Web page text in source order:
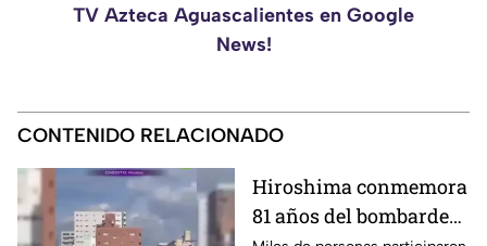
TV Azteca Aguascalientes en Google
News!
CONTENIDO RELACIONADO
Hiroshima conmemora
81 años del bombardeo